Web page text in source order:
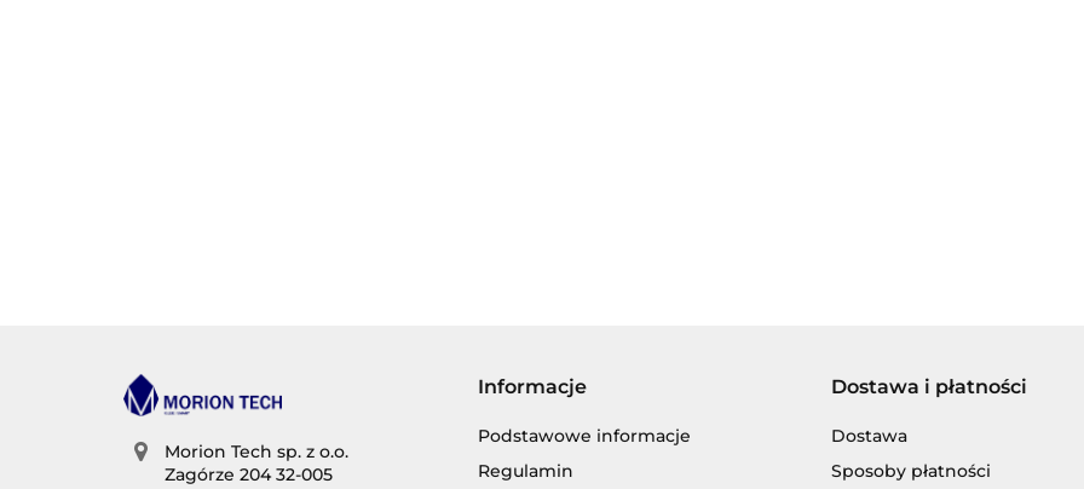
BLASER
Morion Tech sp. z o.o.
Zagórze 204 32-005
Informacje
Podstawowe informacje
Regulamin
Dostawa i płatności
Dostawa
Sposoby płatności